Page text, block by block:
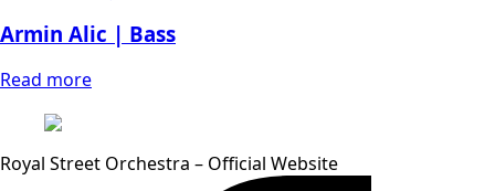
Armin Alic | Bass
Read more
Royal Street Orchestra – Official Website